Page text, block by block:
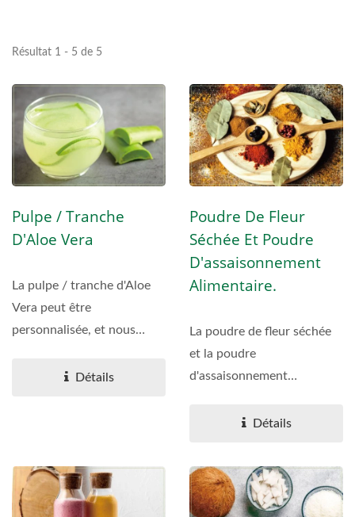
Résultat 1 - 5 de 5
Pulpe / Tranche
D'Aloe Vera
La pulpe / tranche d'Aloe
Vera peut être
personnalisée, et nous
Détails
Poudre De Fleur
Séchée Et Poudre
D'assaisonnement
Alimentaire.
La poudre de fleur séchée
et la poudre
d'assaisonnement
commandées...Détails